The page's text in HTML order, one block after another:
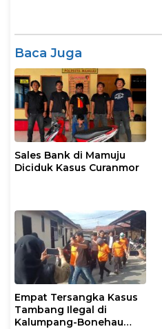
Baca Juga
Sales Bank di Mamuju
Diciduk Kasus Curanmor
Empat Tersangka Kasus
Tambang Ilegal di
Kalumpang-Bonehau